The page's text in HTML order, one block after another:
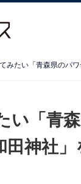
い「青
田神社